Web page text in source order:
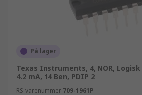
På lager
Texas Instruments, 4, NOR, Logisk
4.2 mA, 14 Ben, PDIP 2
RS-varenummer 709-1961P